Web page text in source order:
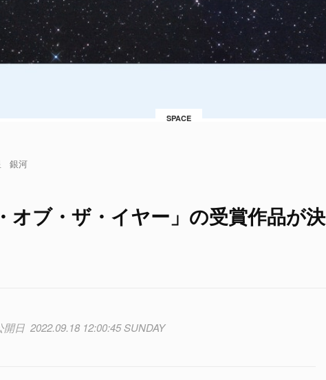
SPACE
銀河
オブ・ザ・イヤー」の受賞作品が決
2022.09.18 12:00:45 SUNDAY